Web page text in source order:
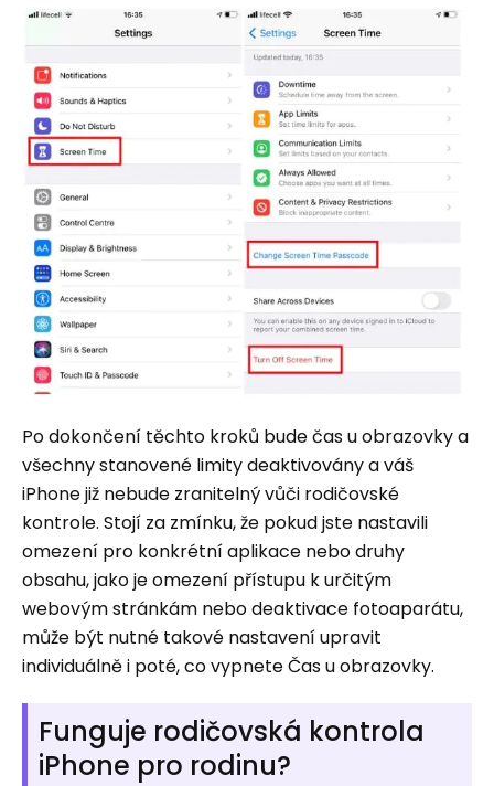
Po dokončení těchto kroků bude čas u obrazovky a
všechny stanovené limity deaktivovány a váš
iPhone již nebude zranitelný vůči rodičovské
kontrole. Stojí za zmínku, že pokud jste nastavili
omezení pro konkrétní aplikace nebo druhy
obsahu, jako je omezení přístupu k určitým
webovým stránkám nebo deaktivace fotoaparátu,
může být nutné takové nastavení upravit
individuálně i poté, co vypnete Čas u obrazovky.
Funguje rodičovská kontrola
iPhone pro rodinu?